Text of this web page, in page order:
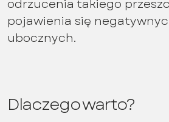
odrzucenia takiego
pojawienia się
ubocznych.
Dlaczego warto?